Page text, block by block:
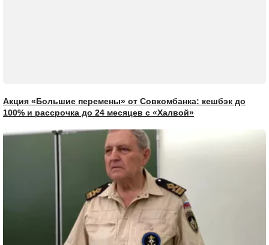
Акция «Большие перемены» от Совкомбанка: кешбэк до
100% и рассрочка до 24 месяцев с «Халвой»